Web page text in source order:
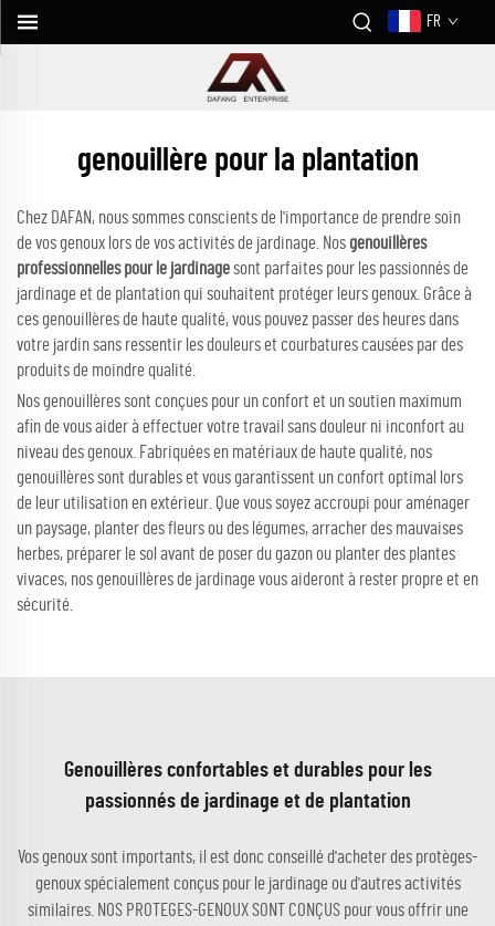
FR
genouillère pour la plantation
Chez DAFAN, nous sommes conscients de l'importance de prendre soin
de vos genoux lors de vos activités de jardinage. Nosgenouillères
professionnelles pour le jardinagesont parfaites pour les passionnés de
jardinage et de plantation qui souhaitent protéger leurs genoux. Grâce à
ces genouillères de haute qualité, vous pouvez passer des heures dans
votre jardin sans ressentir les douleurs et courbatures causées par des
produits de moindre qualité.
Nos genouillères sont conçues pour un confort et un soutien maximum
afin de vous aider à effectuer votre travail sans douleur ni inconfort au
niveau des genoux. Fabriquées en matériaux de haute qualité, nos
genouillères sont durables et vous garantissent un confort optimal lors
de leur utilisation en extérieur. Que vous soyez accroupi pour aménager
un paysage, planter des fleurs ou des légumes, arracher des mauvaises
herbes, préparer le sol avant de poser du gazon ou planter des plantes
vivaces, nos genouillères de jardinage vous aideront à rester propre et en
sécurité.
Genouillères confortables et durables pour les
passionnés de jardinage et de plantation
Vos genoux sont importants, il est donc conseillé d'acheter des protèges-
genoux spécialement conçus pour le jardinage ou d'autres activités
similaires. NOS PROTEGES-GENOUX SONT CONÇUS pour vous offrir une